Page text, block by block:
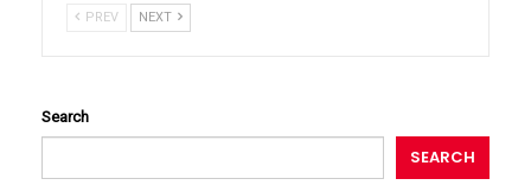
PREV NEXT
Search
SEARCH